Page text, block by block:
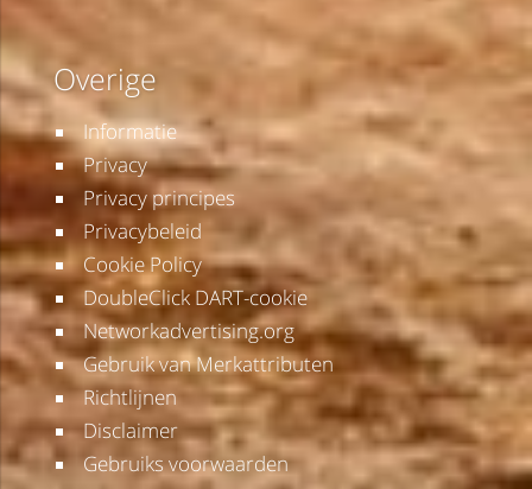
Overige
Informatie
Privacy
Privacy principes
Privacybeleid
Cookie Policy
DoubleClick DART-cookie
Networkadvertising.org
Gebruik van Merkattributen
Richtlijnen
Disclaimer
Gebruiks voorwaarden